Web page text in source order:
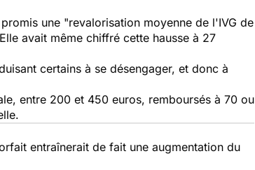
une "revalorisation moyenne de l'IVG de
avait même chiffré cette hausse à 27
certains à se désengager, et donc à
entre 200 et 450 euros, remboursés à 70 ou
entraînerait de fait une augmentation du